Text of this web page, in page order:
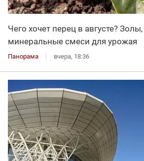
Чего хочет перец в августе?
минеральные смеси для урожая
Панорама вчера, 18:36